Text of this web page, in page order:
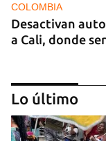
COLOMBIA
Desactivan
a Cali, donde
Lo último